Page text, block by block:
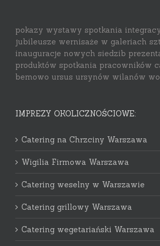
pokazy wystawy spotkania
jubileusze wernisaże w galeriach
inauguracje nowych siedzib
produktów spotkania pracowników
bemowo ursus ursynów wilanów
IMPREZY OKOLICZNOŚCIOWE:
Catering na Chrzciny Warszawa
Wigilia Firmowa Warszawa
Catering weselny w Warszawie
Catering grillowy Warszawa
Catering wegetariański Warszawa